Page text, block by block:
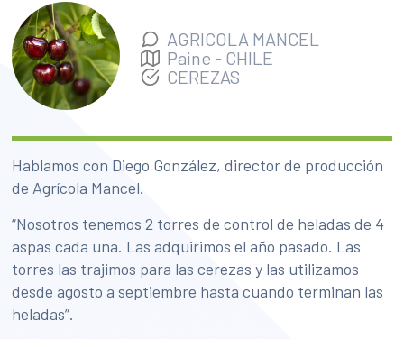
AGRICOLA MANCEL
Paine - CHILE
CEREZAS
Hablamos con Diego González, director de producción
de Agrícola Mancel.
“Nosotros tenemos 2 torres de control de heladas de 4
aspas cada una. Las adquirimos el año pasado. Las
torres las trajimos para las cerezas y las utilizamos
desde agosto a septiembre hasta cuando terminan las
heladas”.